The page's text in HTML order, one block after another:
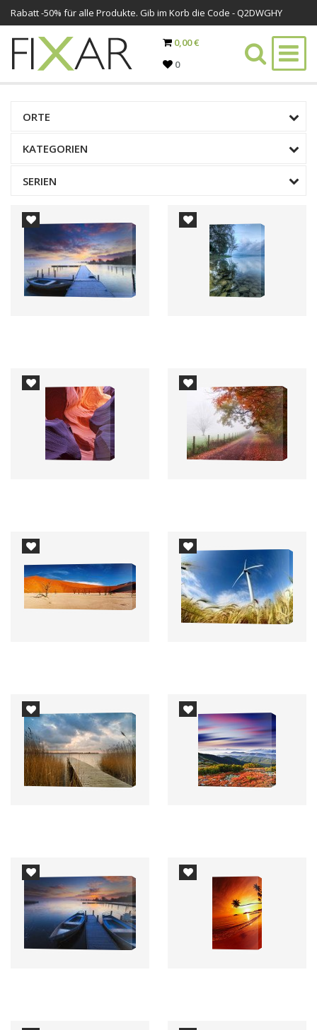
Rabatt -50% für alle Produkte. Gib im Korb die Code - Q2DWGHY
0,00 €
0
ORTE
KATEGORIEN
SERIEN